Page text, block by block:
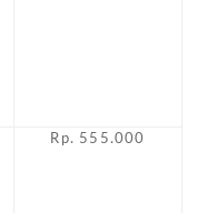
Rp. 555.000